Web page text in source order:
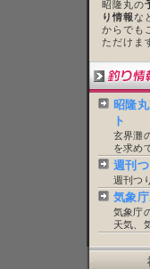
昭隆丸の
り情報な
からでも
ただけま
昭隆
ト
玄界灘
を求め
週刊
週刊つ
気象
気象庁
天気、